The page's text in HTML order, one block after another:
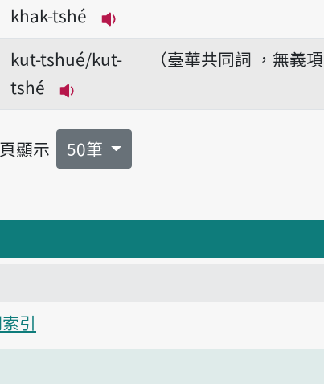
khak-tshé
播放音讀thâu-khak-tshué/
kut-tshué/kut-
tshé
播放音讀kut-tshué/kut-tshé
（臺華共同詞 ，無義項
顯示 50筆
引